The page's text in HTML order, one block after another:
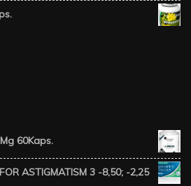
60Kaps.
ASTIGMATISM 3 -8,50; -2,25